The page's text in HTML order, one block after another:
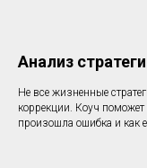
Анализ
Не все жизненные
коррекции. Коуч поможет
произошла ошибка и как